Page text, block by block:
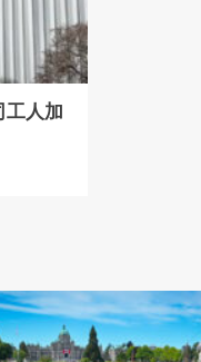
工人加